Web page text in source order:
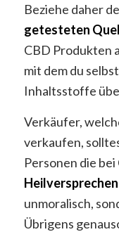
Beziehe daher
getesteten
CBD Produkten
mit dem du
Inhaltsstoffe
Verkäufer,
verkaufen,
Personen die bei
Heilversprechen
unmoralisch,
Übrigens